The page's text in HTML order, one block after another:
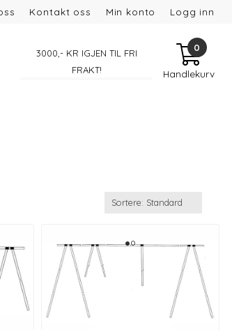
Kontakt oss Min konto Logg inn
3000 ,- KR IGJEN TIL FRI
FRAKT!
0
Handlekurv